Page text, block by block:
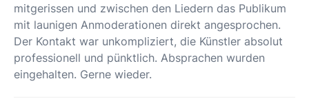
mitgerissen und zwischen den Liedern das Publikum
mit launigen Anmoderationen direkt angesprochen.
Der Kontakt war unkompliziert, die Künstler absolut
professionell und pünktlich. Absprachen wurden
eingehalten. Gerne wieder.